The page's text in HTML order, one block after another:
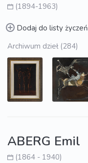
(1894-1963)
Dodaj do listy życzeń
Archiwum dzieł (284)
ABERG Emil
(1864 - 1940)